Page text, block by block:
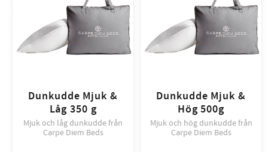
Dunkudde Mjuk &
Låg 350 g
Mjuk och låg dunkudde från
Carpe Diem Beds
Dunkudde Mjuk &
Hög 500g
Mjuk och hög dunkudde från
Carpe Diem Beds